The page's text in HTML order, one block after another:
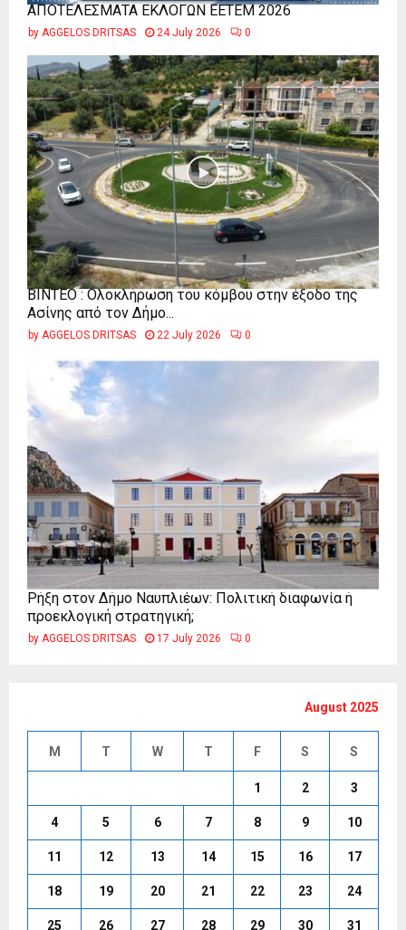
ΑΠΟΤΕΛΕΣΜΑΤΑ ΕΚΛΟΓΩΝ ΕΕΤΕΜ 2026
by AGGELOS DRITSAS 24 July 2026 0
ΒΙΝΤΕΟ : Ολοκλήρωση του κόμβου στην έξοδο της
Ασίνης από τον Δήμο...
by AGGELOS DRITSAS 22 July 2026 0
Ρήξη στον Δήμο Ναυπλιέων: Πολιτική διαφωνία ή
προεκλογική στρατηγική;
by AGGELOS DRITSAS 17 July 2026 0
August 2025
M T W T F S S
1 2 3
4 5 6 7 8 9 10
11 12 13 14 15 16 17
18 19 20 21 22 23 24
25 26 27 28 29 30 31